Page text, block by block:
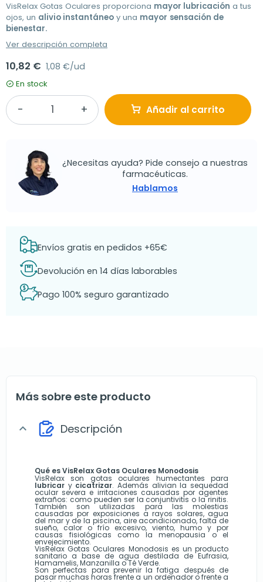
VisRelax Gotas Oculares proporciona mayor lubricación a tus
ojos, un alivio instantáneo y una mayor sensación de
bienestar.
Ver descripción completa
10,82 € 1,08 €/ud
En stock
Añadir al carrito
¿Necesitas ayuda? Pide consejo a nuestras
farmacéuticas.
Hablamos
Envíos gratis en pedidos +65€
Devolución en 14 días laborables
Pago 100% seguro garantizado
Más sobre este producto
expand_more Descripción
Qué es VisRelax Gotas Oculares Monodosis
VisRelax son gotas oculares humectantes para
lubricar y cicatrizar. Además alivian la sequedad
ocular severa e irritaciones causadas por agentes
extraños: como pueden ser la conjuntivitis o la rinitis.
También son utilizadas para las molestias
causadas por exposiciones a rayos solares, agua
del mar y de la piscina, aire acondicionado, falta de
sueño, calor o frío excesivo, viento, humo y por
causas fisiológicas como la menopausia o el
envejecimiento.
VisRelax Gotas Oculares Monodosis es un producto
sanitario a base de agua destilada de Eufrasia,
Hamamelis, Manzanilla o Té Verde.
Son perfectas para prevenir la fatiga después de
pasar muchas horas frente a un ordenador o frente a